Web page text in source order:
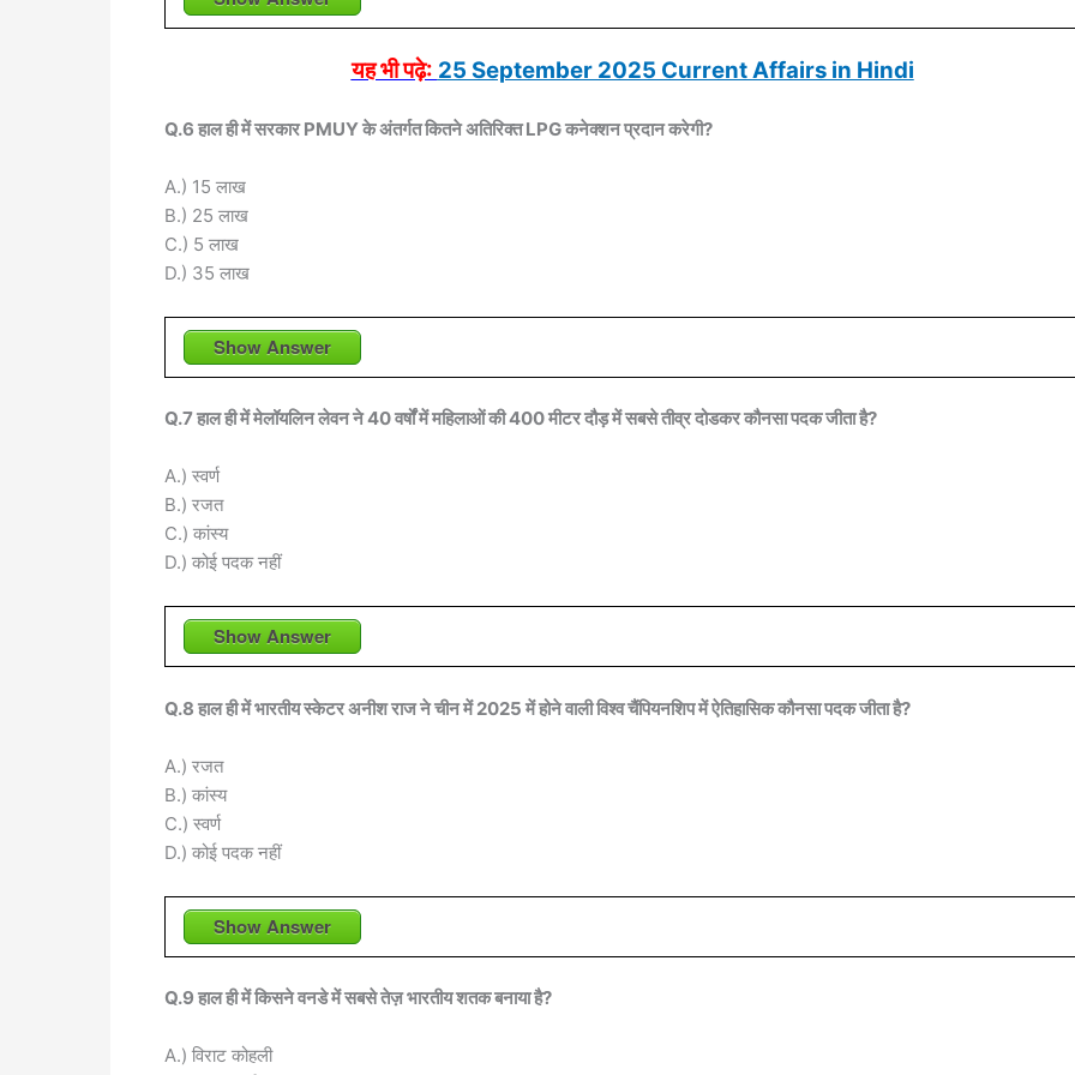
यह भी पढ़े: 25 September 2025 Current Affairs in Hindi
Q.6 हाल ही में सरकार PMUY के अंतर्गत कितने अतिरिक्त LPG कनेक्शन प्रदान करेगी?
A.) 15 लाख
B.) 25 लाख
C.) 5 लाख
D.) 35 लाख
Show Answer
Q.7 हाल ही में मेलॉयलिन लेवन ने 40 वर्षों में महिलाओं की 400 मीटर दौड़ में सबसे तीव्र दोडकर कौनसा पदक जीता है?
A.) स्वर्ण
B.) रजत
C.) कांस्य
D.) कोई पदक नहीं
Show Answer
Q.8 हाल ही में भारतीय स्केटर अनीश राज ने चीन में 2025 में होने वाली विश्व चैंपियनशिप में ऐतिहासिक कौनसा पदक जीता है?
A.) रजत
B.) कांस्य
C.) स्वर्ण
D.) कोई पदक नहीं
Show Answer
Q.9 हाल ही में किसने वनडे में सबसे तेज़ भारतीय शतक बनाया है?
A.) विराट कोहली